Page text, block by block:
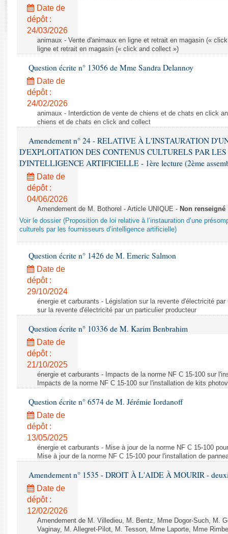
Rapports législatifs
Rapports sur l'application des lois
Baromètre de l’application des lois
Dossiers législatifs
Budget et sécurité sociale
Questions écrites et orales
Comptes rendus des débats
Date de
dépôt :
24/03/2026
animaux - Vente d'animaux en ligne et retrait en magasin («
ligne et retrait en magasin (« click and collect »)
Question écrite n° 13056 de Mme Sandra Delannoy
Date de
dépôt :
24/02/2026
animaux - Interdiction de vente de chiens et de chats en click
chiens et de chats en click and collect
Amendement n° 24 - RELATIVE À L'INSTAURATION
D'EXPLOITATION DES CONTENUS CULTURELS PAR LES
D'INTELLIGENCE ARTIFICIELLE - 1ère lecture (2ème
Date de
dépôt :
04/06/2026
Amendement de M. Bothorel - Article UNIQUE - Non renseigné
Voir le dossier (Proposition de loi relative à l’instauration d’une
culturels par les fournisseurs d’intelligence artificielle)
Question écrite n° 1426 de M. Emeric Salmon
Date de
dépôt :
29/10/2024
énergie et carburants - Législation sur la revente d'électricité
sur la revente d'électricité par un particulier producteur
Question écrite n° 10336 de M. Karim Benbrahim
Date de
dépôt :
21/10/2025
énergie et carburants - Impacts de la norme NF C 15-100 sur
Impacts de la norme NF C 15-100 sur l'installation de kits
Question écrite n° 6574 de M. Jérémie Iordanoff
Date de
dépôt :
13/05/2025
énergie et carburants - Mise à jour de la norme NF C 15-100
Mise à jour de la norme NF C 15-100 pour l'installation de
Amendement n° 1535 - DROIT À L'AIDE À MOURIR -
Date de
dépôt :
12/02/2026
Amendement de M. Villedieu, M. Bentz, Mme Dogor-Such, M.
Vaginay, M. Allegret-Pilot, M. Tesson, Mme Laporte, Mme